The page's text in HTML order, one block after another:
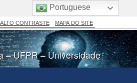
Simplifique!
Comunica BR
Participe
Acesso à informação
ALTO CONTRASTE MAPA DO SITE
– UFPR – Universidade
Portuguese